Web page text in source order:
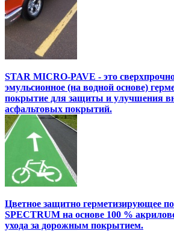
STAR MICRO-PAVE - это
эмульсионное (на водной основе)
покрытие для защиты и улучшения
асфальтовых покрытий.
Цветное защитно герметизирующее
SPECTRUM на основе 100 %
ухода за дорожным покрытием.